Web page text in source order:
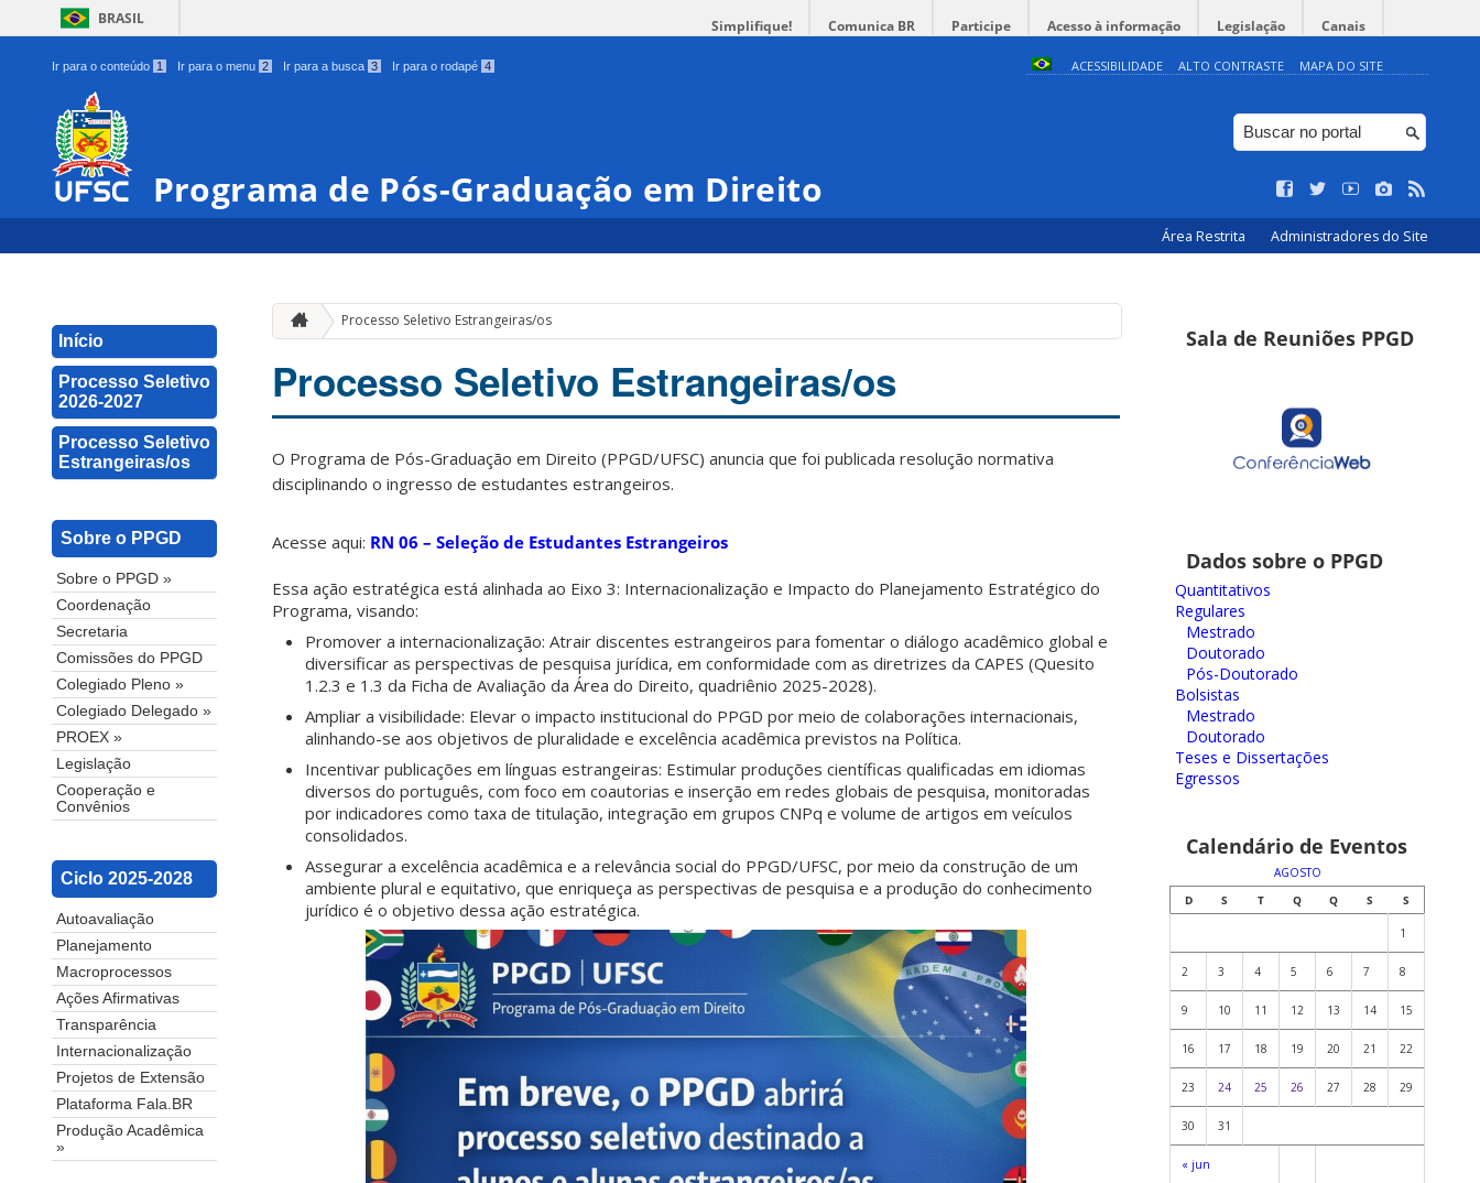
BRASIL Simplifique! Comunica BR Participe Acesso à informação Legislação Canais
Ir para o conteúdo 1 Ir para o menu 2 Ir para a busca 3 Ir para o rodapé 4 ACESSIBILIDADE ALTO CONTRASTE MAPA DO SITE
Programa de Pós-Graduação em Direito
Área Restrita Administradores do Site
Início
Processo Seletivo
2026-2027
Processo Seletivo
Estrangeiras/os
Sobre o PPGD
Sobre o PPGD »
Coordenação
Secretaria
Comissões do PPGD
Colegiado Pleno »
Colegiado Delegado »
PROEX »
Legislação
Cooperação e
Convênios
Ciclo 2025-2028
Autoavaliação
Planejamento
Macroprocessos
Ações Afirmativas
Transparência
Internacionalização
Projetos de Extensão
Plataforma Fala.BR
Produção Acadêmica
»
Processo Seletivo Estrangeiras/os
Processo Seletivo Estrangeiras/os
O Programa de Pós-Graduação em Direito (PPGD/UFSC) anuncia que foi publicada resolução normativa
disciplinando o ingresso de estudantes estrangeiros.
Acesse aqui: RN 06 – Seleção de Estudantes Estrangeiros
Essa ação estratégica está alinhada ao Eixo 3: Internacionalização e Impacto do Planejamento Estratégico do
Programa, visando:
Promover a internacionalização: Atrair discentes estrangeiros para fomentar o diálogo acadêmico global e
diversificar as perspectivas de pesquisa jurídica, em conformidade com as diretrizes da CAPES (Quesito
1.2.3 e 1.3 da Ficha de Avaliação da Área do Direito, quadriênio 2025-2028).
Ampliar a visibilidade: Elevar o impacto institucional do PPGD por meio de colaborações internacionais,
alinhando-se aos objetivos de pluralidade e excelência acadêmica previstos na Política.
Incentivar publicações em línguas estrangeiras: Estimular produções científicas qualificadas em idiomas
diversos do português, com foco em coautorias e inserção em redes globais de pesquisa, monitoradas
por indicadores como taxa de titulação, integração em grupos CNPq e volume de artigos em veículos
consolidados.
Assegurar a excelência acadêmica e a relevância social do PPGD/UFSC, por meio da construção de um
ambiente plural e equitativo, que enriqueça as perspectivas de pesquisa e a produção do conhecimento
jurídico é o objetivo dessa ação estratégica.
Sala de Reuniões PPGD
Dados sobre o PPGD
Quantitativos
Regulares
Mestrado
Doutorado
Pós-Doutorado
Bolsistas
Mestrado
Doutorado
Teses e Dissertações
Egressos
Calendário de Eventos
AGOSTO
D
S T Q Q S S
« jun
1
2 3 4 5 6 7 8
9 10 11 12 13 14 15
16 17 18 19 20 21 22
23 24 25 26 27 28 29
30 31